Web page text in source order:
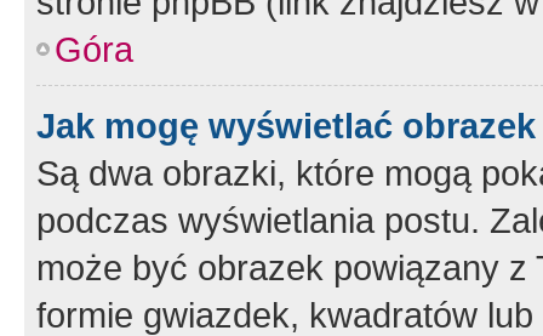
Góra
Jak mogę wyświetlać
Są dwa obrazki, które mogą
podczas wyświetlania postu.
może być obrazek powiązany z
formie gwiazdek, kwadratów